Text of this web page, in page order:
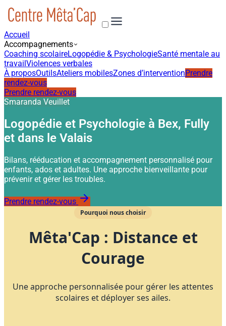
Accueil
Accompagnements
Coaching scolaireLogopédie & PsychologieSanté mentale au
travailViolences verbales
À proposOutilsAteliers mobilesZones d’interventionPrendre
rendez-vous
Prendre rendez-vous
Smaranda Veuillet
Logopédie et Psychologie à Bex, Fully
et dans le Valais
Bilans, rééducation et accompagnement personnalisé pour
enfants, ados et adultes. Une approche bienveillante pour
prévenir et gérer les troubles.
Prendre rendez-vous
Pourquoi nous choisir
Mêta'Cap : Distance et
Courage
Une approche personnalisée pour gérer les attentes
scolaires et déployer ses ailes.